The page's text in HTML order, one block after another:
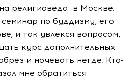
религиоведа в Москве.
по буддизму, его
и так увлекся вопросом,
курс дополнительных
и ночевать негде. Кто-
мне обратиться